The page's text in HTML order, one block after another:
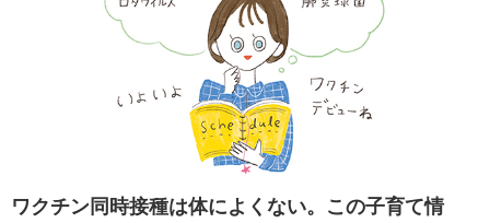
ワクチン同時接種は体によくない。この子育て情